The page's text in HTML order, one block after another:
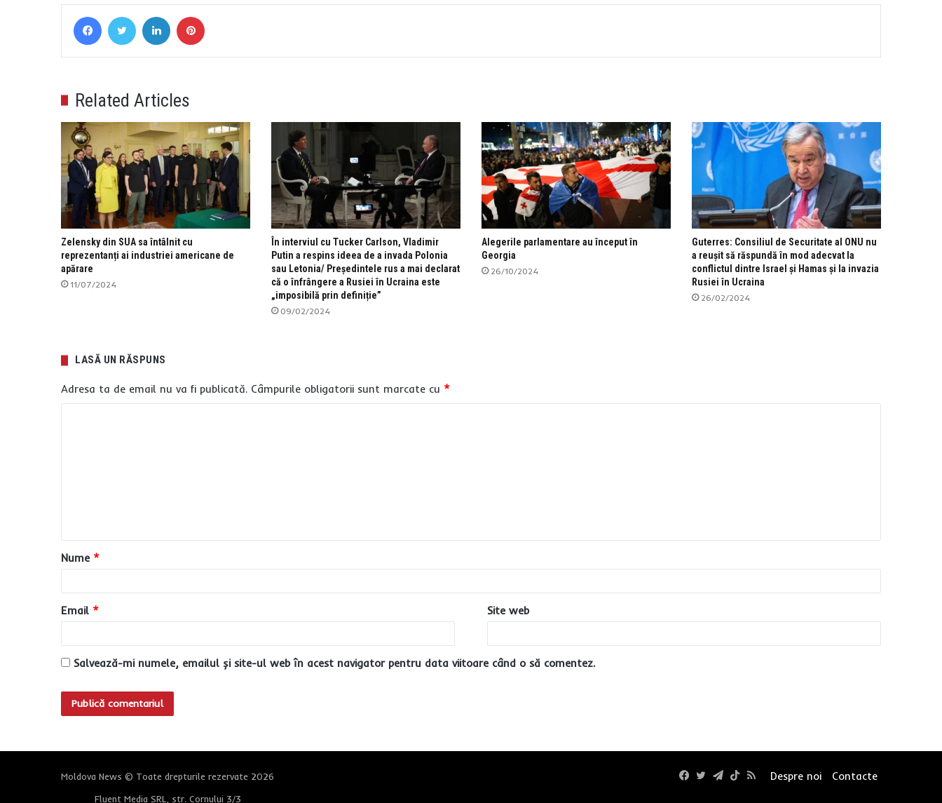
FacebookTwitter LinkedIn
Related Articles
Zelensky din SUA sa întâlnit cu
reprezentanți ai industriei americane de
apărare
11/07/2024
În interviul cu Tucker Carlson, Vladimir
Putin a respins ideea de a invada Polonia
sau Letonia/ Președintele rus a mai declarat
că o înfrângere a Rusiei în Ucraina este
„imposibilă prin definiție”
09/02/2024
Alegerile parlamentare au început în
Georgia
26/10/2024
Guterres: Consiliul de Securitate al ONU nu
a reușit să răspundă în mod adecvat la
conflictul dintre Israel și Hamas și la invazia
Rusiei în Ucraina
26/02/2024
LASĂ UN RĂSPUNS
Adresa ta de email nu va fi publicată. Câmpurile obligatorii sunt marcate cu *
a
r
u
*
Nume *
Email * Site web
Salvează-mi numele, emailul și site-ul web în acest navigator pentru data viitoare când o să comentez.
Moldova News © Toate drepturile rezervate 2026
Fluent Media SRL, str. Cornului 3/3
Despre noi Contacte
Facebook
Twitter
Telegram
TikTok
RSS